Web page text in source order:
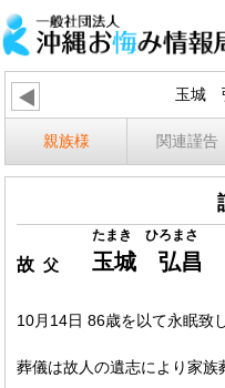
玉城
親族様 関連謹告
たまき ひろまさ
故父 玉城 弘昌
10月14日 86歳を以て永眠致
葬儀は故人の遺志により家族